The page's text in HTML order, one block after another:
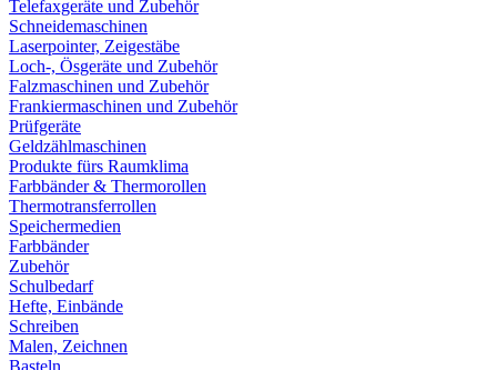
Telefaxgeräte und Zubehör
Schneidemaschinen
Laserpointer, Zeigestäbe
Loch-, Ösgeräte und Zubehör
Falzmaschinen und Zubehör
Frankiermaschinen und Zubehör
Prüfgeräte
Geldzählmaschinen
Produkte fürs Raumklima
Farbbänder & Thermorollen
Thermotransferrollen
Speichermedien
Farbbänder
Zubehör
Schulbedarf
Hefte, Einbände
Schreiben
Malen, Zeichnen